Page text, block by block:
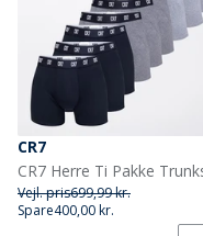
CR7
Vejl. pris699,99 kr.
Spare400,00 kr.